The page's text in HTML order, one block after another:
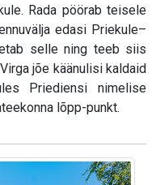
Rada pöörab teisele
edasi Priekule–
selle ning teeb siis
jõe käänulisi kaldaid
Priediensi nimelise
lõpp-punkt.